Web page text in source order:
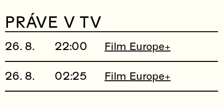
PRÁVE V TV
26. 8. 22:00 Film Europe+
26. 8. 02:25 Film Europe+